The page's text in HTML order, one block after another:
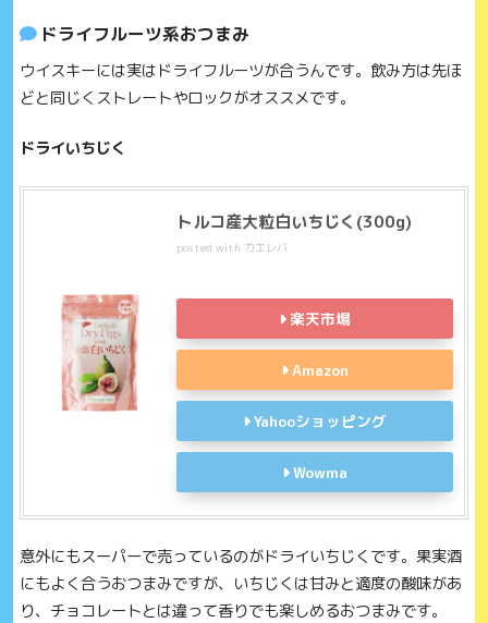
ドライフルーツ系おつまみ
ウイスキーには実はドライフルーツが合うんです。飲み方は先ほ
どと同じくストレートやロックがオススメです。
ドライいちじく
トルコ産大粒白いちじく(300g)
posted with カエレバ
楽天市場
Amazon
Yahooショッピング
Wowma
意外にもスーパーで売っているのがドライいちじくです。果実酒
にもよく合うおつまみですが、いちじくは甘みと適度の酸味があ
り、チョコレートとは違って香りでも楽しめるおつまみです。